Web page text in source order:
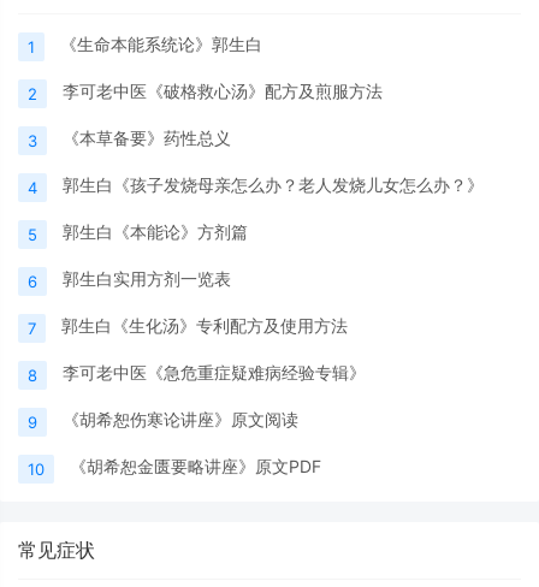
1 《生命本能系统论》郭生白
2 李可老中医《破格救心汤》配方及煎服方法
3 《本草备要》药性总义
4 郭生白《孩子发烧母亲怎么办？老人发烧儿女怎么办？》
5 郭生白《本能论》方剂篇
6 郭生白实用方剂一览表
7 郭生白《生化汤》专利配方及使用方法
8 李可老中医《急危重症疑难病经验专辑》
9 《胡希恕伤寒论讲座》原文阅读
10 《胡希恕金匮要略讲座》原文PDF
常见症状